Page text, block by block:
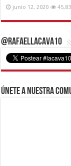
junio 12, 2020
@RafaelLacava10
Únete a nuestra